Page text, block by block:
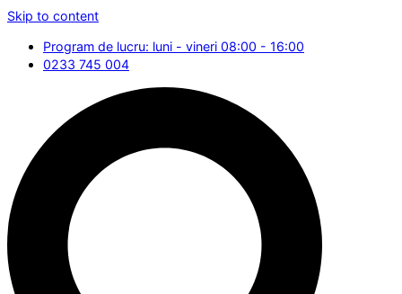
Skip to content
Program de lucru: luni - vineri 08:00 - 16:00
0233 745 004